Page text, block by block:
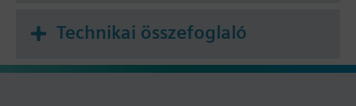
Technikai összefoglaló